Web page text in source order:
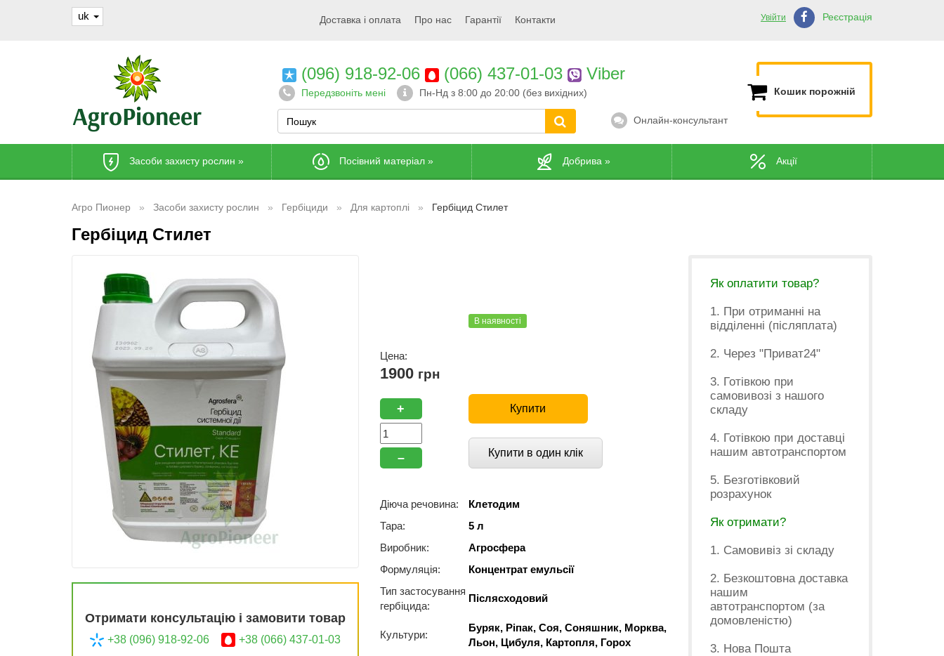
uk Увійти Реєстрація
Доставка і оплата Про нас Гарантії Контакти
(096) 918-92-06 (066) 437-01-03 Viber
Передзвоніть мені Пн-Нд з 8:00 до 20:00 (без вихідних)
Онлайн-консультант
Кошик порожній
Засоби захисту рослин » Посівний матеріал » Добрива » Акції
Агро Пионер Засоби захисту рослин Гербіциди Для картоплі Гербіцид Стилет
Гербіцид Стилет
Отримати консультацію і замовити товар
+38 (096) 918-92-06 +38 (066) 437-01-03
В наявності
Цена:
1900 грн
+
–
Купити
Купити в один клік
Діюча речовина:
Клетодим
Тара:
5 л
Виробник:
Агросфера
Формуляція:
Концентрат емульсії
Тип застосування
гербіцида:
Післясходовий
Культури:
Буряк, Ріпак, Соя, Соняшник, Морква,
Льон, Цибуля, Картопля, Горох
Як оплатити товар?
1. При отриманні на
відділенні (післяплата)
2. Через "Приват24"
3. Готівкою при
самовивозі з нашого
складу
4. Готівкою при доставці
нашим автотранспортом
5. Безготівковий
розрахунок
Як отримати?
1. Самовивіз зі складу
2. Безкоштовна доставка
нашим
автотранспортом (за
домовленістю)
3. Нова Пошта